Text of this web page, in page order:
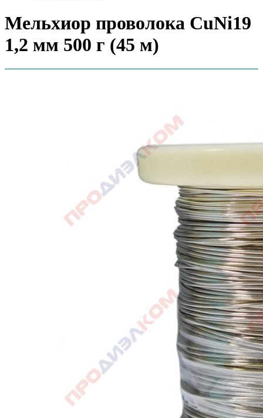
Мельхиор проволока CuNi19
1,2 мм 500 г (45 м)